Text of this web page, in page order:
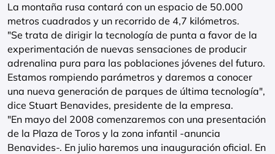
La montaña rusa contará con un espacio de 50.000
metros cuadrados y un recorrido de 4,7 kilómetros.
"Se trata de dirigir la tecnología de punta a favor de la
experimentación de nuevas sensaciones de producir
adrenalina pura para las poblaciones jóvenes del futuro.
Estamos rompiendo parámetros y daremos a conocer
una nueva generación de parques de última tecnología",
dice Stuart Benavides, presidente de la empresa.
"En mayo del 2008 comenzaremos con una presentación
de la Plaza de Toros y la zona infantil -anuncia
Benavides-. En julio haremos una inauguración oficial. En